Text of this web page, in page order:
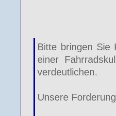
Bitte bringen Sie
einer
verdeutlichen.
Unsere